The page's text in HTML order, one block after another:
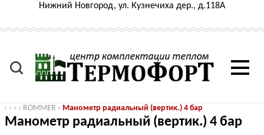
Нижний Новгород, ул. Кузнечиха дер., д.118А
› › › › ROMMER › Манометр радиальный (вертик.) 4 бар
Манометр радиальный (вертик.) 4 бар